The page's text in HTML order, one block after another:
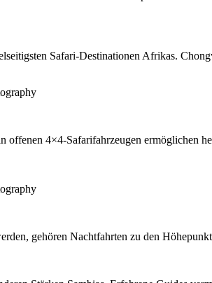
Safari-Destinationen Afrikas.
4×4-Safarifahrzeugen ermöglichen
gehören Nachtfahrten zu den